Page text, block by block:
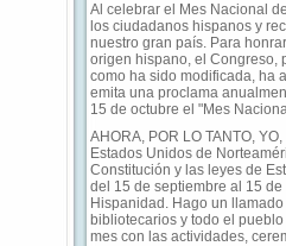
Al celebrar el Mes Nacional
los ciudadanos hispanos y
nuestro gran país. Para
origen hispano, el Congreso,
como ha sido modificada, ha
emita una proclama
15 de octubre el "Mes
AHORA, POR LO TANTO,
Estados Unidos de
Constitución y las leyes de
del 15 de septiembre al 15
Hispanidad. Hago un
bibliotecarios y todo el
mes con las actividades,